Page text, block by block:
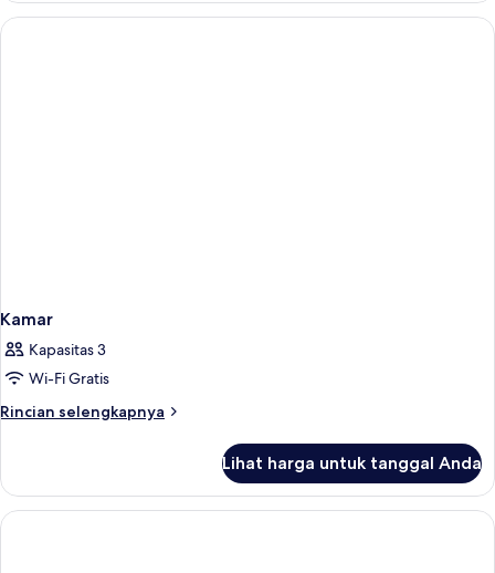
Kamar
Kapasitas 3
Wi-Fi Gratis
Rincian selengkapnya
Rincian
Kamar
Lihat harga untuk tanggal Anda